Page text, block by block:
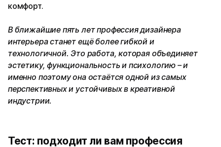
комфорт.
В ближайшие пять лет профессия дизайнера
интерьера станет ещё более гибкой и
технологичной. Это работа, которая объединяет
эстетику, функциональность и психологию – и
именно поэтому она остаётся одной из самых
перспективных и устойчивых в креативной
индустрии.
Тест: подходит ли вам профессия